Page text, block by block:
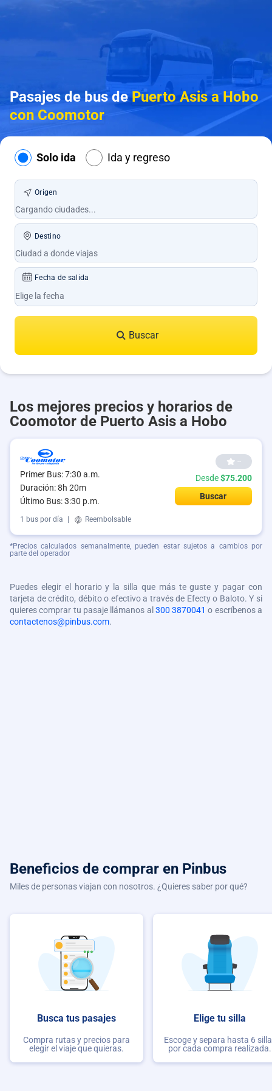
Pasajes de bus dePuerto Asis a Hobo
con Coomotor
Solo ida Ida y regreso
Origen
Destino
Fecha de salida
Buscar
Los mejores precios y horarios de
Coomotor de Puerto Asis a Hobo
Primer Bus: 7:30 a.m.
Duración: 8h 20m
Último Bus: 3:30 p.m.
--
Desde$75.200
Buscar
1 bus por día Reembolsable
*Precios calculados semanalmente, pueden estar sujetos a cambios por
parte del operador
Puedes elegir el horario y la silla que más te guste y pagar con
tarjeta de crédito, débito o efectivo a través de Efecty o Baloto. Y si
quieres comprar tu pasaje llámanos al 300 3870041 o escríbenos a
contactenos@pinbus.com.
Beneficios de comprar en Pinbus
Miles de personas viajan con nosotros. ¿Quieres saber por qué?
Busca tus pasajes
Compra rutas y precios para
elegir el viaje que quieras.
Elige tu silla
Escoge y separa hasta 6
por cada compra realizada.